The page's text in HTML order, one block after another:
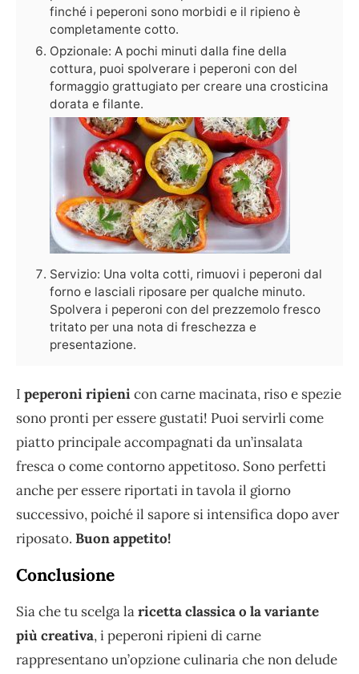
finché i peperoni sono morbidi e il ripieno è
completamente cotto.
Opzionale: A pochi minuti dalla fine della
cottura, puoi spolverare i peperoni con del
formaggio grattugiato per creare una crosticina
dorata e filante.
Servizio: Una volta cotti, rimuovi i peperoni dal
forno e lasciali riposare per qualche minuto.
Spolvera i peperoni con del prezzemolo fresco
tritato per una nota di freschezza e
presentazione.
I peperoni ripienicon carne macinata, riso e spezie
sono pronti per essere gustati! Puoi servirli come
piatto principale accompagnati da un’insalata
fresca o come contorno appetitoso. Sono perfetti
anche per essere riportati in tavola il giorno
successivo, poiché il sapore si intensifica dopo aver
riposato. Buon appetito!
Conclusione
Sia che tu scelga laricetta classica o la variante
più creativa, i peperoni ripieni di carne
rappresentano un’opzione culinaria che non delude